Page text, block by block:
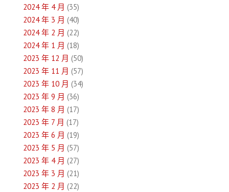
2024 年 4 月 (35)
2024 年 3 月 (40)
2024 年 2 月 (22)
2024 年 1 月 (18)
2023 年 12 月 (50)
2023 年 11 月 (57)
2023 年 10 月 (34)
2023 年 9 月 (36)
2023 年 8 月 (17)
2023 年 7 月 (17)
2023 年 6 月 (19)
2023 年 5 月 (57)
2023 年 4 月 (27)
2023 年 3 月 (21)
2023 年 2 月 (22)